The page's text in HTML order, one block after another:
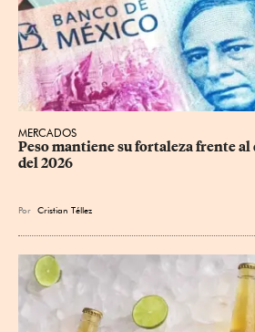
MERCADOS
Peso mantiene su fortaleza frente al
del 2026
Por Cristian Téllez